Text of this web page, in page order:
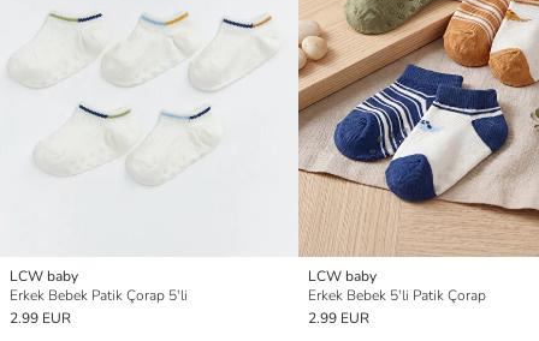
LCW baby
Erkek Bebek Patik Çorap 5'li
2.99 EUR
LCW baby
Erkek Bebek 5'li Patik Çorap
2.99 EUR